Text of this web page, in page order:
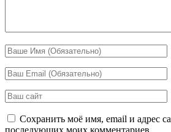
Сохранить моё имя, email и адрес
последующих моих комментариев.